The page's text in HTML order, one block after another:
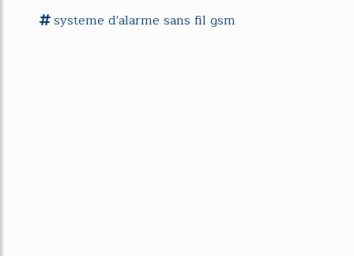
systeme d'alarme sans fil gsm